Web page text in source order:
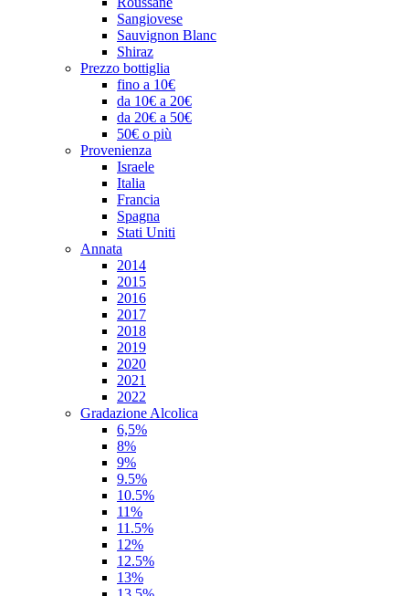
Sangiovese
Sauvignon Blanc
Shiraz
Prezzo bottiglia
fino a 10€
da 10€ a 20€
da 20€ a 50€
50€ o più
Provenienza
Israele
Italia
Francia
Spagna
Stati Uniti
Annata
2014
2015
2016
2017
2018
2019
2020
2021
2022
Gradazione Alcolica
6,5%
8%
9%
9.5%
10.5%
11%
11.5%
12%
12.5%
13%